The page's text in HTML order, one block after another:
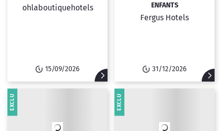
ohlaboutiquehotels
15/09/2026
ENFANTS
Fergus Hotels
31/12/2026
EXCLU EXCLU